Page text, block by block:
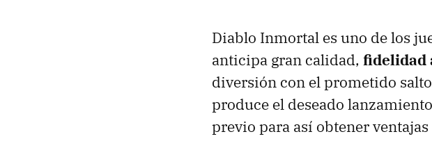
Diablo Inmortal es uno de los
anticipa gran calidad, fidelidad
diversión con el prometido
produce el deseado
previo para así obtener